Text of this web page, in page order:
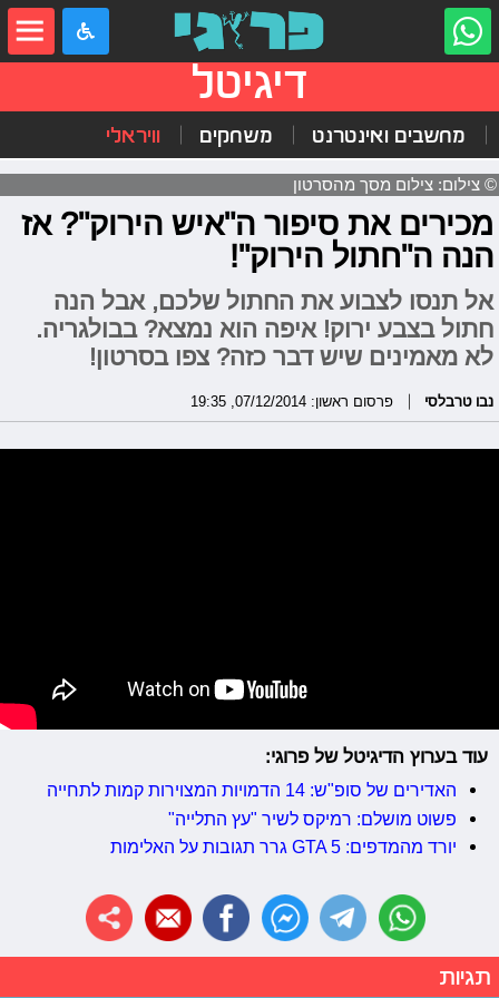
דיגיטל
מחשבים ואינטרנט משחקים וויראלי
© צילום: צילום מסך מהסרטון
מכירים את סיפור ה"איש הירוק"? אז
הנה ה"חתול הירוק"!
אל תנסו לצבוע את החתול שלכם, אבל הנה
חתול בצבע ירוק! איפה הוא נמצא? בבולגריה.
לא מאמינים שיש דבר כזה? צפו בסרטון!
נבו טרבלסי פרסום ראשון: 07/12/2014, 19:35
עוד בערוץ הדיגיטל של פרוגי:
האדירים של סופ"ש: 14 הדמויות המצוירות קמות לתחייה
פשוט מושלם: רמיקס לשיר "עץ התלייה"
יורד מהמדפים: GTA 5 גרר תגובות על האלימות
תגיות